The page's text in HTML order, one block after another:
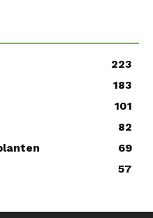
223
183
101
82
69
57